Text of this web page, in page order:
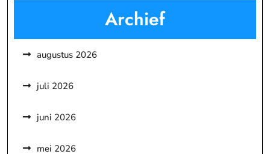
Archief
augustus 2026
juli 2026
juni 2026
mei 2026